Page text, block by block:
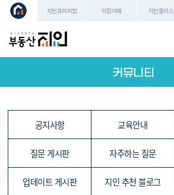
지인프리미엄 이집어때 지인플러스
커뮤니티
공지사항 교육안내
질문 게시판 자주하는 질문
업데이트 게시판 지인 추천 블로그